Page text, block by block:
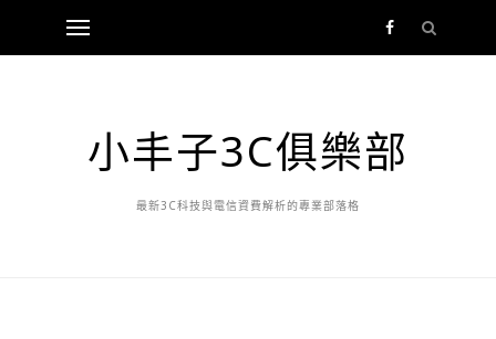
小丰子3C俱樂部
最新3C科技與電信資費解析的專業部落格